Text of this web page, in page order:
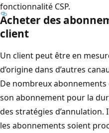
fonctionnalité CSP.
Acheter des
client
Un client peut être en
d’origine dans d’autres
De nombreux
son abonnement pour la
des stratégies d’annulation.
les abonnements soient